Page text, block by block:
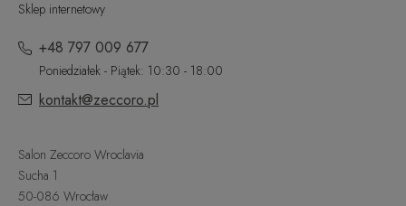
Sklep internetowy
+48 797 009 677
Poniedziałek - Piątek: 10:30 - 18:00
kontakt@zeccoro.pl
Salon Zeccoro Wroclavia
Sucha 1
50-086 Wrocław